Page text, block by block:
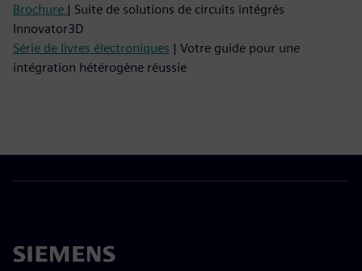
Brochure | Suite de solutions de circuits intégrés
Innovator3D
Série de livres électroniques | Votre guide pour une
intégration hétérogène réussie